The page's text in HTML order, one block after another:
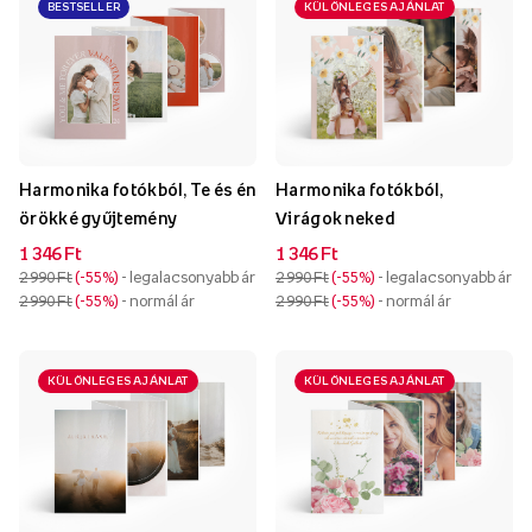
BESTSELLER
Harmonika fotókból, Te és én
örökké gyűjtemény
1 346 Ft
2 990 Ft -55% - legalacsonyabb ár
2 990 Ft -55% - normál ár
KÜLÖNLEGES AJÁNLAT
Harmonika fotókból,
Virágok neked
1 346 Ft
2 990 Ft -55% - legalacsonyabb ár
2 990 Ft -55% - normál ár
KÜLÖNLEGES AJÁNLAT KÜLÖNLEGES AJÁNLAT